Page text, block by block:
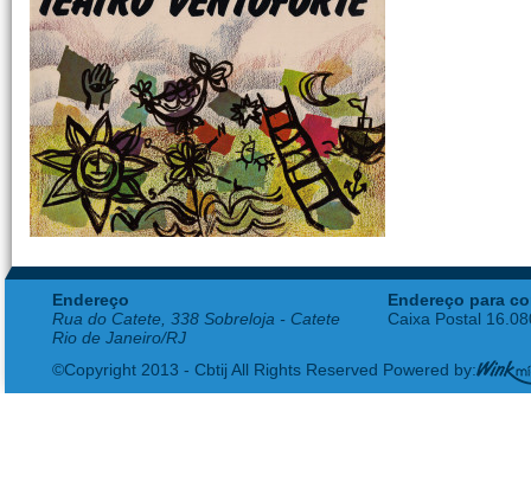
Endereço
Rua do Catete, 338 Sobreloja - Catete
Rio de Janeiro/RJ
Endereço para
Caixa Postal
©Copyright 2013 - Cbtij All Rights Reserved Powered by: